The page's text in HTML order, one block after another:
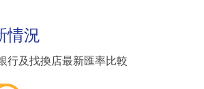
情況
行及找換店最新匯率比較